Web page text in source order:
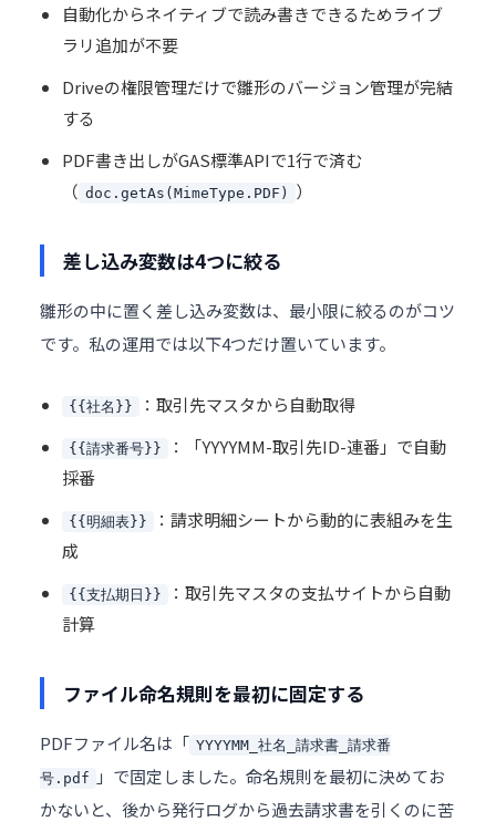
自動化からネイティブで読み書きできるためライブ
ラリ追加が不要
Driveの権限管理だけで雛形のバージョン管理が完結
する
PDF書き出しがGAS標準APIで1行で済む
（ doc.getAs(MimeType.PDF) ）
差し込み変数は4つに絞る
雛形の中に置く差し込み変数は、最小限に絞るのがコツ
です。私の運用では以下4つだけ置いています。
{{社名}} ：取引先マスタから自動取得
{{請求番号}}
：「YYYYMM-取引先ID-連番」で自動
採番
{{明細表}}
：請求明細シートから動的に表組みを生
成
{{支払期日}}
：取引先マスタの支払サイトから自動
計算
ファイル命名規則を最初に固定する
PDFファイル名は「 YYYYMM_社名_請求書_請求番
号.pdf
」で固定しました。命名規則を最初に決めてお
かないと、後から発行ログから過去請求書を引くのに苦